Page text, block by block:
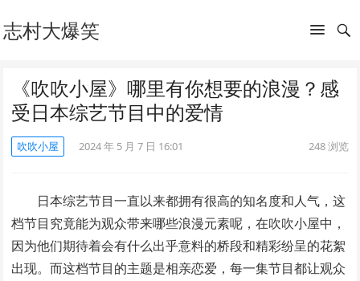
志村大爆笑
《吹吹小屋》哪里有你想要的浪漫？感
受日本综艺节目中的爱情
吹吹小屋 2024 年 5 月 7 日 16:01 248浏览
日本综艺节目一直以来都拥有很高的知名度和人气，这
档节目究竟能为观众带来哪些浪漫元素呢，在吹吹小屋中，
因为他们期待着会有什么出乎意料的桥段和精彩纷呈的花絮
出现。而这档节目的主题是相亲恋爱，每一集节目都让观众